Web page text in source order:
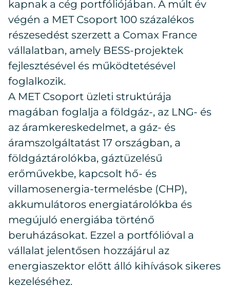
kapnak a cég portfóliójában. A múlt év
végén a MET Csoport 100 százalékos
részesedést szerzett a Comax France
vállalatban, amely BESS-projektek
fejlesztésével és működtetésével
foglalkozik.
A MET Csoport üzleti struktúrája
magában foglalja a földgáz-, az LNG- és
az áramkereskedelmet, a gáz- és
áramszolgáltatást 17 országban, a
földgáztárolókba, gáztüzelésű
erőművekbe, kapcsolt hő- és
villamosenergia-termelésbe (CHP),
akkumulátoros energiatárolókba és
megújuló energiába történő
beruházásokat. Ezzel a portfólióval a
vállalat jelentősen hozzájárul az
energiaszektor előtt álló kihívások sikeres
kezeléséhez.